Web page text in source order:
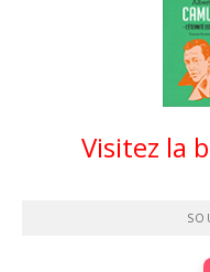
Visitez la